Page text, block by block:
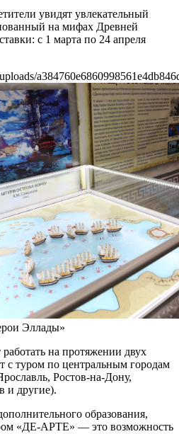
увидят увлекательный
на мифах Древней
с 1 марта по 24 апреля
Эллады»
на протяжении двух
с туром по центральным городам
Ростов-на-Дону,
и другие).
образования,
«ДЕ-АРТЕ» — это возможность